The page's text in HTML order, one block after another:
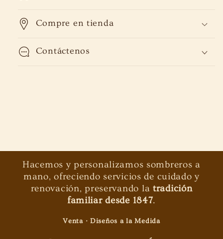
Compre en tienda
Contáctenos
Hacemos y personalizamos sombreros a
mano, ofreciendo servicios de cuidado y
renovación, preservando la tradición
familiar desde 1847.
Venta · Diseños a la Medida